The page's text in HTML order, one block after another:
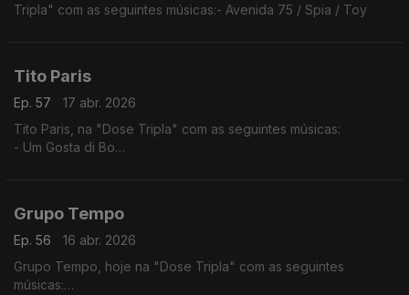
Tripla" com as seguintes músicas:- Avenida 75 / Spia / Toy
Tito Paris
Ep. 57
17 abr. 2026
Tito Paris, na "Dose Tripla" com as seguintes músicas:
- Um Gosta di Bo
Grupo Tempo
Ep. 56
16 abr. 2026
Grupo Tempo, hoje na "Dose Tripla" com as seguintes
músicas: